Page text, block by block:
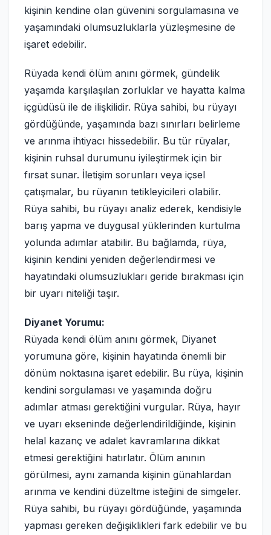
kişinin kendine olan güvenini sorgulamasına ve
yaşamındaki olumsuzluklarla yüzleşmesine de
işaret edebilir.
Rüyada kendi ölüm anını görmek, gündelik
yaşamda karşılaşılan zorluklar ve hayatta kalma
içgüdüsü ile de ilişkilidir. Rüya sahibi, bu rüyayı
gördüğünde, yaşamında bazı sınırları belirleme
ve arınma ihtiyacı hissedebilir. Bu tür rüyalar,
kişinin ruhsal durumunu iyileştirmek için bir
fırsat sunar. İletişim sorunları veya içsel
çatışmalar, bu rüyanın tetikleyicileri olabilir.
Rüya sahibi, bu rüyayı analiz ederek, kendisiyle
barış yapma ve duygusal yüklerinden kurtulma
yolunda adımlar atabilir. Bu bağlamda, rüya,
kişinin kendini yeniden değerlendirmesi ve
hayatındaki olumsuzlukları geride bırakması için
bir uyarı niteliği taşır.
Diyanet Yorumu:
Rüyada kendi ölüm anını görmek, Diyanet
yorumuna göre, kişinin hayatında önemli bir
dönüm noktasına işaret edebilir. Bu rüya, kişinin
kendini sorgulaması ve yaşamında doğru
adımlar atması gerektiğini vurgular. Rüya, hayır
ve uyarı ekseninde değerlendirildiğinde, kişinin
helal kazanç ve adalet kavramlarına dikkat
etmesi gerektiğini hatırlatır. Ölüm anının
görülmesi, aynı zamanda kişinin günahlardan
arınma ve kendini düzeltme isteğini de simgeler.
Rüya sahibi, bu rüyayı gördüğünde, yaşamında
yapması gereken değişiklikleri fark edebilir ve bu